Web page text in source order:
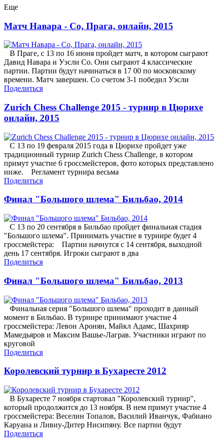
Еще
Матч Навара - Со, Прага, онлайн, 2015
В Праге, с 13 по 16 июня пройдет матч, в котором сыграют
Давид Навара и Уэсли Со. Они сыграют 4 классические
партии. Партии будут начинаться в 17 00 по московскому
времени. Матч завершен. Со счетом 3-1 победил Уэсли
Поделиться
Zurich Chess Challenge 2015 - турнир в Цюрихе
онлайн, 2015
С 13 по 19 февраля 2015 года в Цюрихе пройдет уже
традиционный турнир Zurich Chess Challenge, в котором
примут участие 6 гроссмейстеров, фото которых представлено
ниже. Регламент турнира весьма
Поделиться
Финал "Большого шлема" Бильбао, 2014
С 13 по 20 сентября в Бильбао пройдет финальная стадия
"Большого шлема". Принимать участие в турнире будет 4
гроссмейстера: Партии начнутся с 14 сентября, выходной
день 17 сентября. Игроки сыграют в два
Поделиться
Финал "Большого шлема" Бильбао, 2013
Финальная серия "Большого шлема" проходит в данный
момент в Бильбао. В турнире принимают участие 4
гроссмейстера: Левон Аронян, Майкл Адамс, Шахрияр
Мамедьяров и Максим Вашье-Лаграв. Участники играют по
круговой
Поделиться
Королевский турнир в Бухаресте 2012
В Бухаресте 7 ноября стартовал "Королевский турнир",
который продолжится до 13 ноября. В нем примут участие 4
гроссмейстера: Веселин Топалов, Василий Иванчук, Фабиано
Каруана и Ливиу-Дитер Нисипяну. Все партии будут
Поделиться